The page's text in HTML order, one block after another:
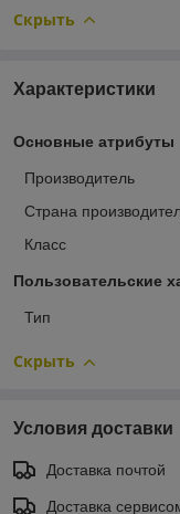
Скрыть
Характеристики
Основные атрибуты
Производитель
Страна
Класс
Пользовательские
Тип
Скрыть
Условия доставки
Доставка почтой
Доставка